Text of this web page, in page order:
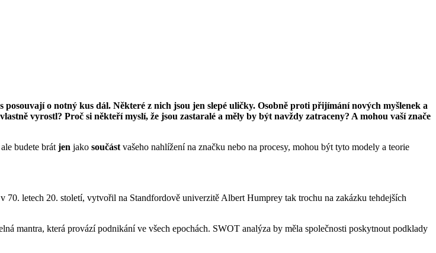
o notný kus dál. Některé z nich jsou jen slepé uličky. Osobně proti přijímání nových myšlenek a
vyrostl? Proč si někteří myslí, že jsou zastaralé a měly by být navždy zatraceny? A mohou vaší znače
budete brát jen jako součást vašeho nahlížení na značku nebo na procesy, mohou být tyto modely a teorie
letech 20. století, vytvořil na Standfordově univerzitě Albert Humprey tak trochu na zakázku tehdejších
mantra, která provází podnikání ve všech epochách. SWOT analýza by měla společnosti poskytnout podklady